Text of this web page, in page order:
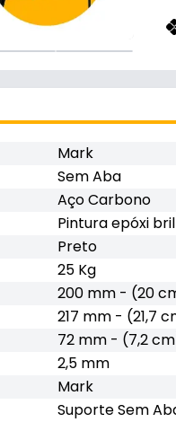
Mark
Sem Aba
Aço Carbono
Pintura epóxi
Preto
25 Kg
200 mm - (20
217 mm - (21,7
72 mm - (7,2
2,5 mm
Mark
Suporte Sem